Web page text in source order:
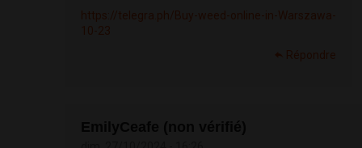
https://telegra.ph/Buy-weed-online-in-Warszawa-
10-23
Répondre